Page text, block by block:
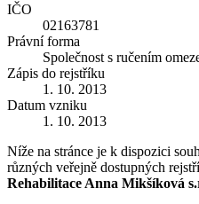
IČO
02163781
Právní forma
Společnost s ručením
Zápis do rejstříku
1. 10. 2013
Datum vzniku
1. 10. 2013
Níže na stránce je k dispozici
různých veřejně dostupných
Rehabilitace Anna Mikšíková